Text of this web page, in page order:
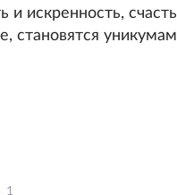
и искренность,
становятся
1